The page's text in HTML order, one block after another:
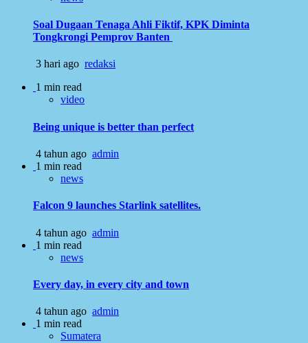
Soal Dugaan Tenaga Ahli Fiktif, KPK Diminta
Tongkrongi Pemprov Banten
3 hari ago redaksi
1 min read
video
Being unique is better than perfect
4 tahun ago admin
1 min read
news
Falcon 9 launches Starlink satellites.
4 tahun ago admin
1 min read
news
Every day, in every city and town
4 tahun ago admin
1 min read
Sumatera